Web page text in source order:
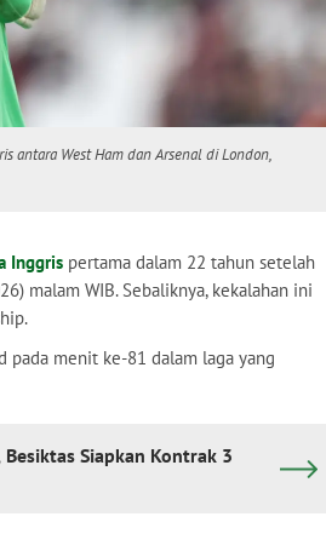
antara West Ham dan Arsenal di London,
Inggris pertama dalam 22 tahun setelah
malam WIB. Sebaliknya, kekalahan ini
pada menit ke-81 dalam laga yang
Siapkan Kontrak 3